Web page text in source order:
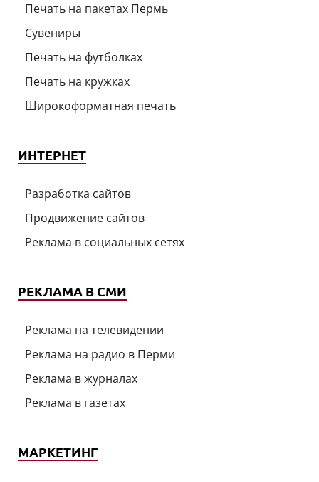
Печать на пакетах Пермь
Сувениры
Печать на футболках
Печать на кружках
Широкоформатная печать
ИНТЕРНЕТ
Разработка сайтов
Продвижение сайтов
Реклама в социальных сетях
РЕКЛАМА В СМИ
Реклама на телевидении
Реклама на радио в Перми
Реклама в журналах
Реклама в газетах
МАРКЕТИНГ